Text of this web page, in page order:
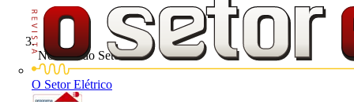
O Setor Elétrico
Notícias do Setor